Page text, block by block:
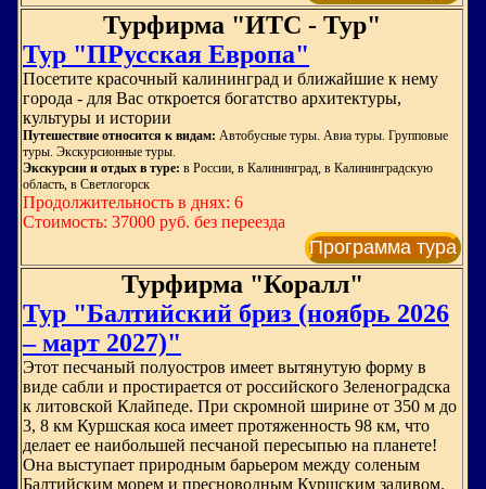
Турфирма "ИТС - Тур"
Тур "ПРусская Европа"
Посетите красочный калининград и ближайшие к нему
города - для Вас откроется богатство архитектуры,
культуры и истории
Путешествие относится к видам: Автобусные туры. Авиа туры. Групповые
туры. Экскурсионные туры.
Экскурсии и отдых в туре: в России, в Калининград, в Калининградскую
область, в Светлогорск
Продолжительность в днях: 6
Стоимость: 37000 руб. без переезда
Программа тура
Турфирма "Коралл"
Тур "Балтийский бриз (ноябрь 2026
– март 2027)"
Этот песчаный полуостров имеет вытянутую форму в
виде сабли и простирается от российского Зеленоградска
к литовской Клайпеде. При скромной ширине от 350 м до
3, 8 км Куршская коса имеет протяженность 98 км, что
делает ее наибольшей песчаной пересыпью на планете!
Она выступает природным барьером между соленым
Балтийским морем и пресноводным Куршским заливом.